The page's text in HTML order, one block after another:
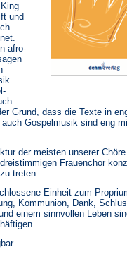
und
afro-
Grund, dass die Texte in
Gospelmusik sind eng
der meisten unserer Chöre
Frauenchor
treten.
Einheit zum
Kommunion, Dank,
einem sinnvollen Leben